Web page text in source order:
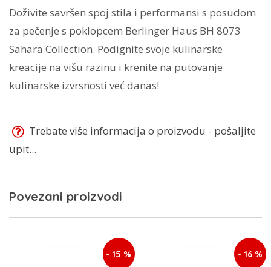
Doživite savršen spoj stila i performansi s posudom
za pečenje s poklopcem Berlinger Haus BH 8073
Sahara Collection. Podignite svoje kulinarske
kreacije na višu razinu i krenite na putovanje
kulinarske izvrsnosti već danas!
Trebate više informacija o proizvodu - pošaljite
upit...
Povezani proizvodi
- 15 % - 16 %